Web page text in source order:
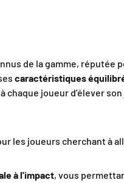
de la gamme, réputée
caractéristiques
joueur d’élever son
les joueurs cherchant à
à l'impact, vous